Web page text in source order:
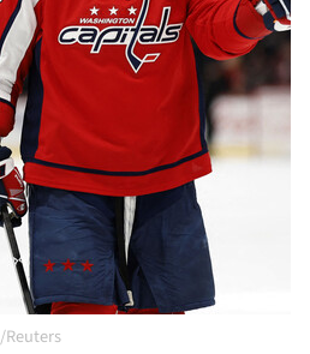
Reuters